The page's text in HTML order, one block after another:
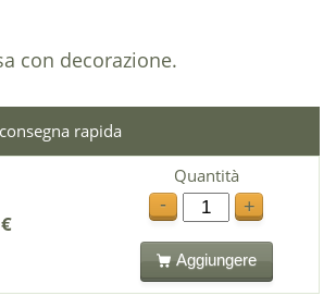
con decorazione.
rapida
Quantità
-
+
Aggiungere